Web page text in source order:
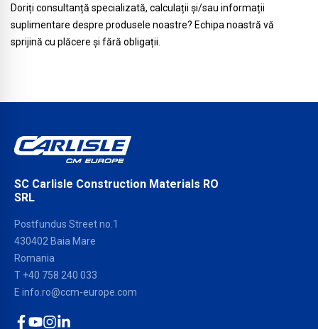
Doriți consultanță specializată, calculații și/sau informații
suplimentare despre produsele noastre? Echipa noastră vă
sprijină cu plăcere și fără obligații.
SC Carlisle Construction Materials RO
SRL
Postfundus Street no.1
430402 Baia Mare
Romania
T +40 758 240 033
E info.ro@ccm-europe.com